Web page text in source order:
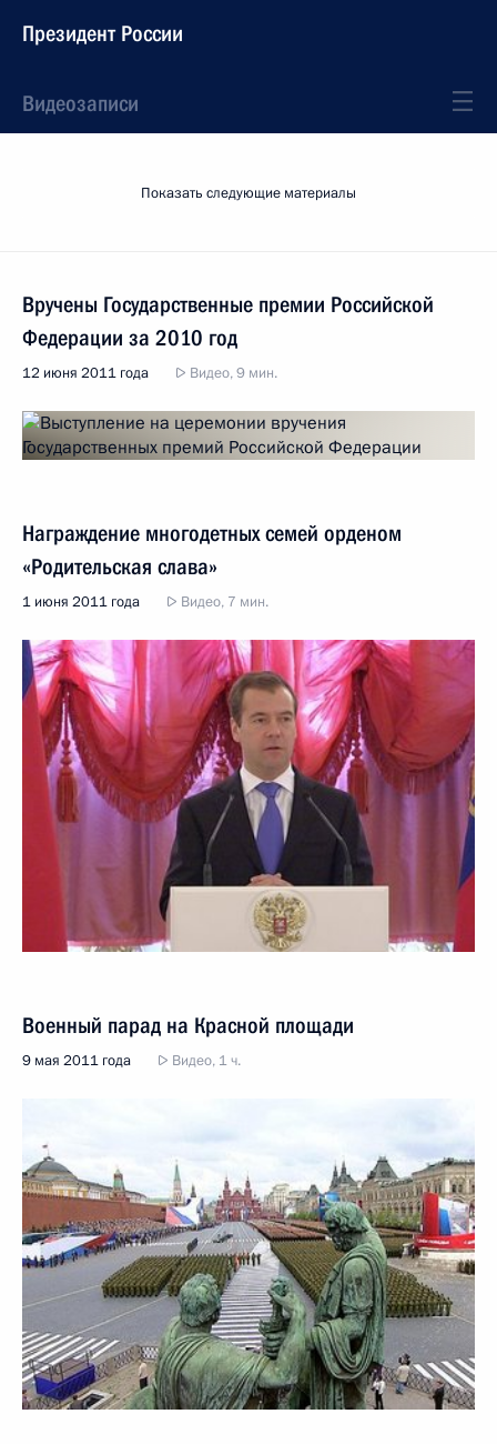
Президент России
Видеозаписи
Показать следующие материалы
Вручены Государственные премии Российской
Федерации за 2010 год
12 июня 2011 года Видео, 9 мин.
Награждение многодетных семей орденом
«Родительская слава»
1 июня 2011 года Видео, 7 мин.
Военный парад на Красной площади
9 мая 2011 года Видео, 1 ч.